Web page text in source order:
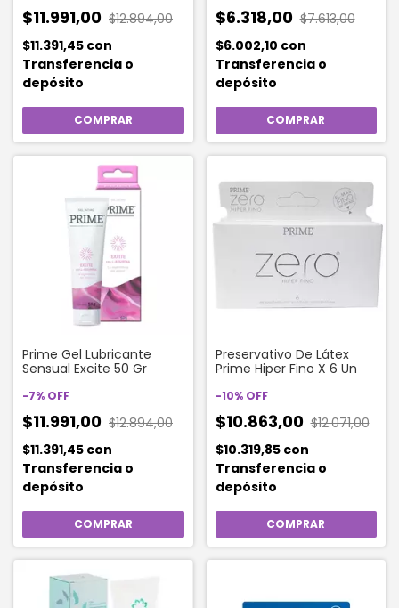
$11.991,00 $12.894,00
$11.391,45 con
Transferencia o
depósito
$6.318,00 $7.613,00
$6.002,10 con
Transferencia o
depósito
Prime Gel Lubricante
Sensual Excite 50 Gr
-7% OFF
$11.991,00 $12.894,00
$11.391,45 con
Transferencia o
depósito
Preservativo De Látex
Prime Hiper Fino X 6 Un
-10% OFF
$10.863,00 $12.071,00
$10.319,85 con
Transferencia o
depósito